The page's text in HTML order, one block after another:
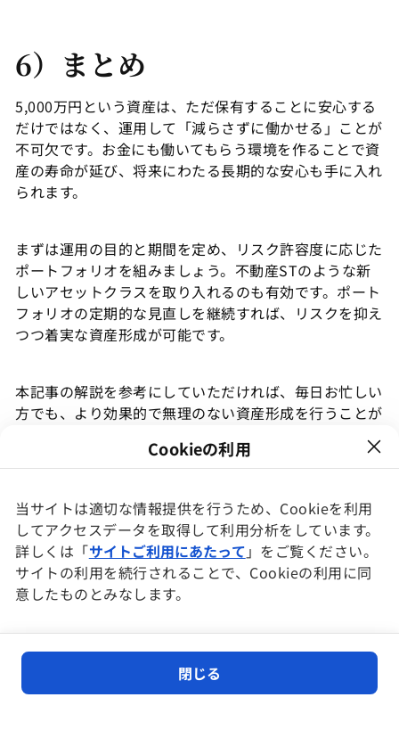
Cookieの利用
当サイトは適切な情報提供を行うため、Cookieを利用
してアクセスデータを取得して利用分析をしています。
詳しくは「サイトご利用にあたって 」をご覧ください。
サイトの利用を続行されることで、Cookieの利用に同
意したものとみなします。
閉じる
6）まとめ
5,000万円という資産は、ただ保有することに安心する
だけではなく、運用して「減らさずに働かせる」ことが
不可欠です。お金にも働いてもらう環境を作ることで資
産の寿命が延び、将来にわたる長期的な安心も手に入れ
られます。
まずは運用の目的と期間を定め、リスク許容度に応じた
ポートフォリオを組みましょう。不動産STのような新
しいアセットクラスを取り入れるのも有効です。ポート
フォリオの定期的な見直しを継続すれば、リスクを抑え
つつ着実な資産形成が可能です。
本記事の解説を参考にしていただければ、毎日お忙しい
方でも、より効果的で無理のない資産形成を行うことが
に、今日から一歩を踏み出してみてください。
本記事は、KDX ST パートナーズ株式会社（以下、「当
社」といいます）および当社グループによる、不動産
資の勧誘または斡旋を目的としたものではありません。
本記事に記載された内容については細心の注意を払って
おりますが、掲載された情報の内容の正確性、有用性、
完全性、また適切性等について、当社および当社グルー